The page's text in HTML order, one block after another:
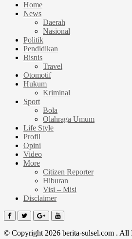
Home
News
Daerah
Nasional
Politik
Pendidikan
Bisnis
Travel
Otomotif
Hukum
Kriminal
Sport
Bola
Olahraga Umum
Life Style
Profil
Opini
Video
More
Citizen Reporter
Hiburan
Visi – Misi
Disclaimer
© Copyright 2026 berita-sulsel.com . All